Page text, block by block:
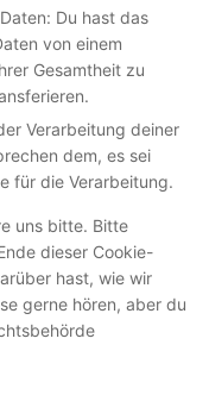
Du hast das
von einem
Gesamtheit zu
Verarbeitung deiner
dem, es sei
für die Verarbeitung.
uns bitte. Bitte
dieser Cookie-
hast, wie wir
gerne hören, aber du